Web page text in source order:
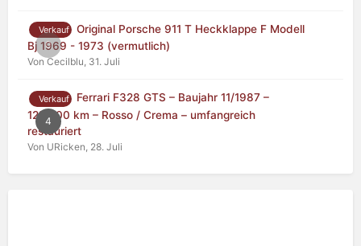
0
Verkauf
Original Porsche 911 T Heckklappe F Modell
Bj 1969 - 1973 (vermutlich)
Von Cecilblu, 31. Juli
4
Verkauf
Ferrari F328 GTS – Baujahr 11/1987 –
125.000 km – Rosso / Crema – umfangreich
restauriert
Von URicken, 28. Juli